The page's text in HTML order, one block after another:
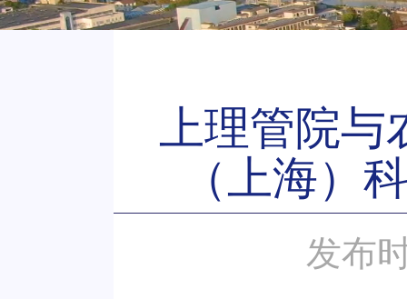
上理管院
（上海）
发布